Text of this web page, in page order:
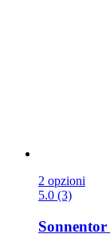
2 opzioni
5.0 (3)
Sonnentor